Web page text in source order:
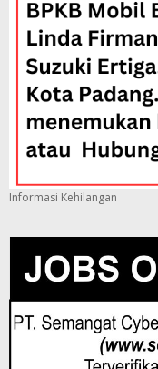
Informasi Kehilangan